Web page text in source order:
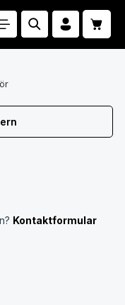
Kontaktformular